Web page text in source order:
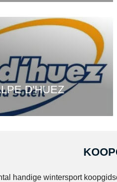
D'HUEZ
handige wintersport